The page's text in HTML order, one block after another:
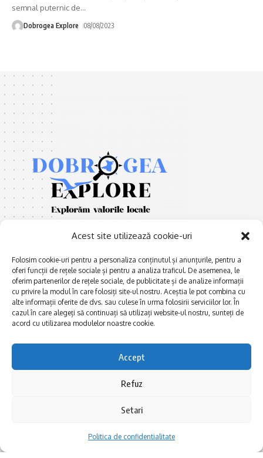
Acest site utilizează cookie-uri
Folosim cookie-uri pentru a personaliza conținutul și anunțurile, pentru a
oferi funcții de rețele sociale și pentru a analiza traficul. De asemenea, le
oferim partenerilor de rețele sociale, de publicitate și de analize informații
cu privire la modul în care folosiți site-ul nostru. Aceștia le pot combina cu
alte informații oferite de dvs. sau culese în urma folosirii serviciilor lor. În
cazul în care alegeți să continuați să utilizați website-ul nostru, sunteți de
acord cu utilizarea modulelor noastre cookie.
Accept
Refuz
Setari
Politica de confidentialitate
semnal puternic de…
Dobrogea Explore 08/08/2023
E xplorăm Dobrogea,
Explorăm valorile locale:
Deltă, Litoral, cele mai mari
biserici și mănăstiri, cele mai
FRUMOASE POVEȘTI.
Afaceri și meșteșuguri
Actualitate